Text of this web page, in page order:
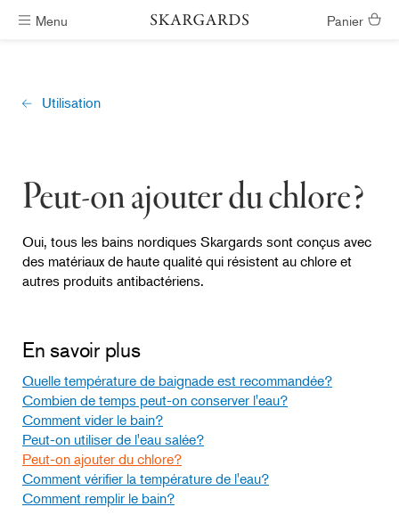
Menu Livraison gratuite Panier
Utilisation
Peut-on ajouter du chlore?
Oui, tous les bains nordiques Skargards sont conçus avec
des matériaux de haute qualité qui résistent au chlore et
autres produits antibactériens.
En savoir plus
Quelle température de baignade est recommandée?
Combien de temps peut-on conserver l'eau?
Comment vider le bain?
Peut-on utiliser de l'eau salée?
Peut-on ajouter du chlore?
Comment vérifier la température de l'eau?
Comment remplir le bain?